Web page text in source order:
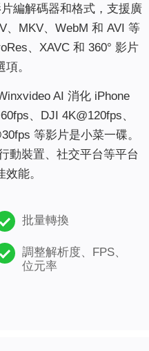
編解碼器和格式，支援廣
、MKV、WebM 和 AVI 等
、XAVC 和 360° 影片
。
AI 消化 iPhone
、DJI 4K@120fps、
等影片是小菜一碟。
動裝置、社交平台等平台
能。
批量轉換
調整解析度、FPS、
位元率